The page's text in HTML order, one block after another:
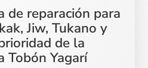
de reparación para
Jiw, Tukano y
de la
Tobón Yagarí